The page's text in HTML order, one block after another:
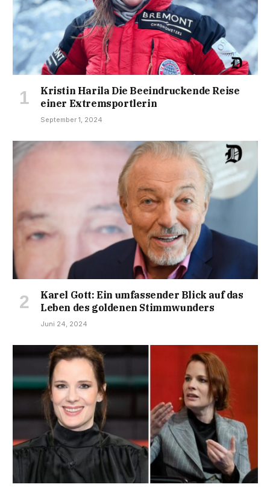
Kristin Harila Die Beeindruckende Reise
einer Extremsportlerin
September 1, 2024
Karel Gott: Ein umfassender Blick auf das
Leben des goldenen Stimmwunders
Juni 24, 2024